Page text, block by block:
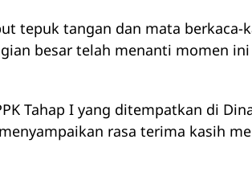
tepuk tangan dan mata berkaca-
besar telah menanti momen
Tahap I yang ditempatkan di
rasa terima kasih